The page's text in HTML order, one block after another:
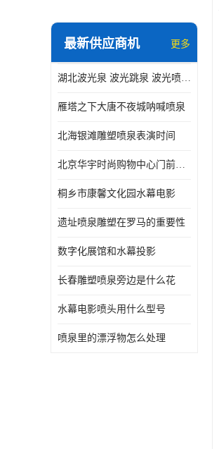
数字水幕
珍珠泉
最新供应商机 更多
湖北波光泉 波光跳泉 波光喷泉设备厂家
雁塔之下大唐不夜城呐喊喷泉
北海银滩雕塑喷泉表演时间
北京华宇时尚购物中心门前喷泉 精度高
桐乡市康馨文化园水幕电影
遗址喷泉雕塑在罗马的重要性
数字化展馆和水幕投影
长春雕塑喷泉旁边是什么花
水幕电影喷头用什么型号
喷泉里的漂浮物怎么处理